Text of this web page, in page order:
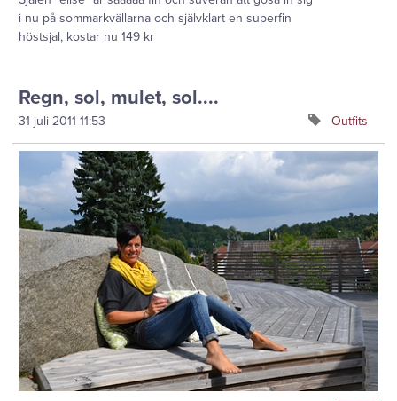
i nu på sommarkvällarna och självklart en superfin
höstsjal, kostar nu 149 kr
Regn, sol, mulet, sol....
31 juli 2011 11:53 Outfits